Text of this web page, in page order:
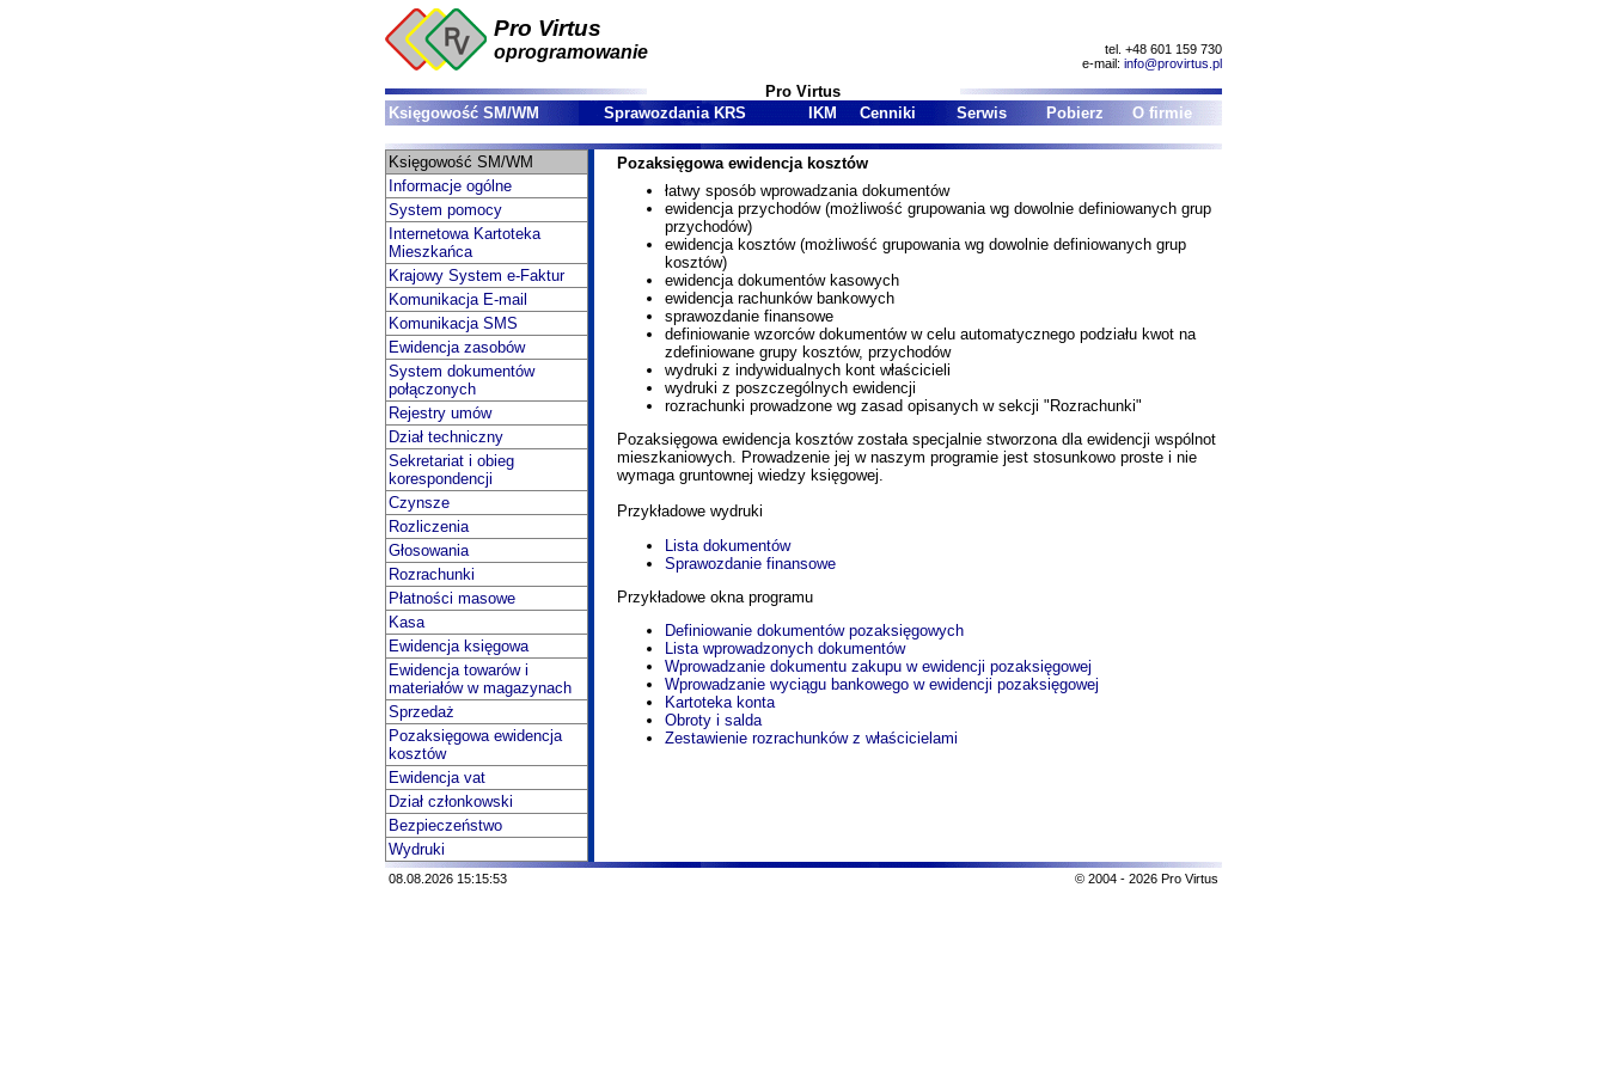
Pro Virtus
oprogramowanie
tel. +48 601 159 730
e-mail: info@provirtus.pl
Pro Virtus
Księgowość SM/WM
Sprawozdania KRS IKM Cenniki Serwis Pobierz O firmie
Księgowość SM/WM
Informacje ogólne
System pomocy
Internetowa Kartoteka
Mieszkańca
Krajowy System e-Faktur
Komunikacja E-mail
Komunikacja SMS
Ewidencja zasobów
System dokumentów
połączonych
Rejestry umów
Dział techniczny
Sekretariat i obieg
korespondencji
Czynsze
Rozliczenia
Głosowania
Rozrachunki
Płatności masowe
Kasa
Ewidencja księgowa
Ewidencja towarów i
materiałów w magazynach
Sprzedaż
Pozaksięgowa ewidencja
kosztów
Ewidencja vat
Dział członkowski
Bezpieczeństwo
Wydruki
Pozaksięgowa ewidencja kosztów
łatwy sposób wprowadzania dokumentów
ewidencja przychodów (możliwość grupowania wg dowolnie definiowanych grup
przychodów)
ewidencja kosztów (możliwość grupowania wg dowolnie definiowanych grup
kosztów)
ewidencja dokumentów kasowych
ewidencja rachunków bankowych
sprawozdanie finansowe
definiowanie wzorców dokumentów w celu automatycznego podziału kwot na
zdefiniowane grupy kosztów, przychodów
wydruki z indywidualnych kont właścicieli
wydruki z poszczególnych ewidencji
rozrachunki prowadzone wg zasad opisanych w sekcji "Rozrachunki"
Pozaksięgowa ewidencja kosztów została specjalnie stworzona dla ewidencji wspólnot
mieszkaniowych. Prowadzenie jej w naszym programie jest stosunkowo proste i nie
wymaga gruntownej wiedzy księgowej.
Przykładowe wydruki
Lista dokumentów
Sprawozdanie finansowe
Przykładowe okna programu
Definiowanie dokumentów pozaksięgowych
Lista wprowadzonych dokumentów
Wprowadzanie dokumentu zakupu w ewidencji pozaksięgowej
Wprowadzanie wyciągu bankowego w ewidencji pozaksięgowej
Kartoteka konta
Obroty i salda
Zestawienie rozrachunków z właścicielami
08.08.2026 15:15:53 © 2004 - 2026 Pro Virtus